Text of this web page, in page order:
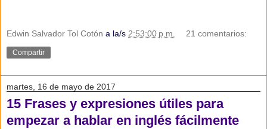
Edwin Salvador Tol Cotón a la/s 2:53:00 p.m. 21 comentarios:
Compartir
martes, 16 de mayo de 2017
15 Frases y expresiones útiles para
empezar a hablar en inglés fácilmente